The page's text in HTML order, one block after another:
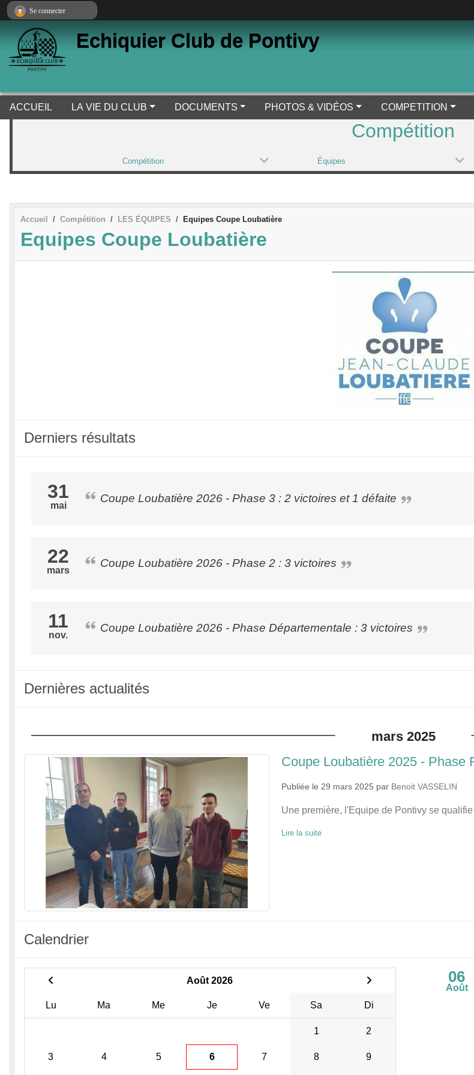
Echiquier Club de Pontivy
ACCUEIL LA VIE DU CLUB DOCUMENTS PHOTOS & VIDÉOS COMPETITION
Compétition
Compétition Équipes
Accueil Compétition LES ÉQUIPES Equipes Coupe Loubatière
Equipes Coupe Loubatière
Derniers résultats
31
mai
Coupe Loubatière 2026 - Phase 3 : 2 victoires et 1 défaite
22
mars
Coupe Loubatière 2026 - Phase 2 : 3 victoires
11
nov.
Coupe Loubatière 2026 - Phase Départementale : 3 victoires
Dernières actualités
mars 2025
Coupe Loubatière 2025 - Phase
Publiée le 29 mars 2025 par Benoit VASSELIN
Une première, l'Equipe de Pontivy se
Lire la suite
Calendrier
Août 2026
Lu Ma Me Je Ve Sa Di
1 2
3 4 5 6 7 8 9
06
Août
Se connecter
Panneau de gestion des cookies